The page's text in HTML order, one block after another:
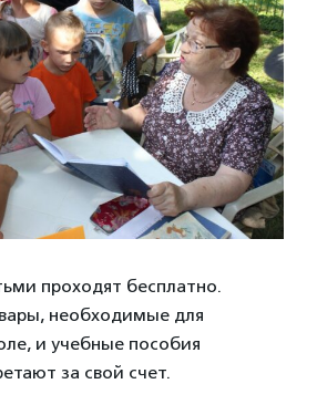
проходят бесплатно.
необходимые для
и учебные пособия
за свой счет.